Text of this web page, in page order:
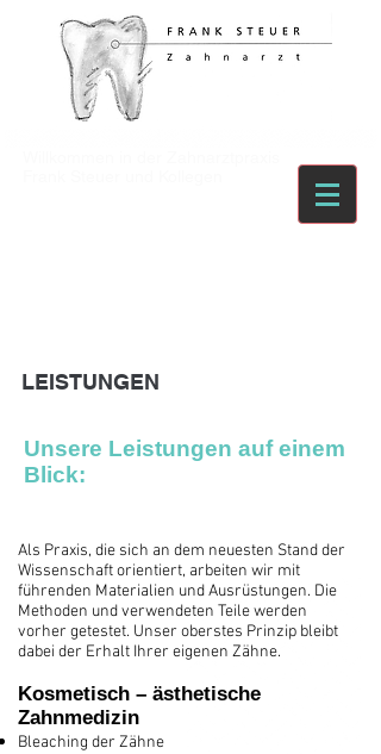
LEISTUNGEN
Unsere Leistungen auf einem
Blick:
​Als Praxis, die sich an dem neuesten Stand der
Wissenschaft orientiert, arbeiten wir mit
führenden Materialien und Ausrüstungen. Die
Methoden und verwendeten Teile werden
vorher getestet. Unser oberstes Prinzip bleibt
dabei der Erhalt Ihrer eigenen Zähne.
Kosmetisch – ästhetische
Zahnmedizin
Bleaching der Zähne